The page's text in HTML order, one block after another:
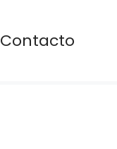
Contacto